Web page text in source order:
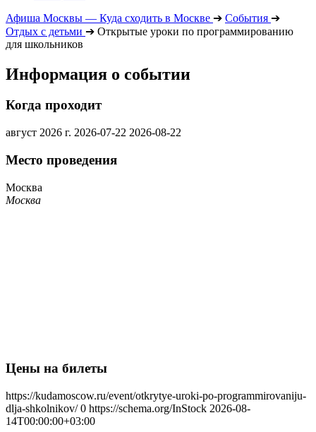
Афиша Москвы — Куда сходить в Москве ➔ События ➔
Отдых с детьми ➔ Открытые уроки по программированию
для школьников
Информация о событии
Когда проходит
август 2026 г. 2026-07-22 2026-08-22
Место проведения
Москва
Москва
Цены на билеты
https://kudamoscow.ru/event/otkrytye-uroki-po-programmirovaniju-
dlja-shkolnikov/ 0 https://schema.org/InStock 2026-08-
14T00:00:00+03:00